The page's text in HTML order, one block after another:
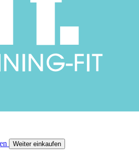
Weiter einkaufen